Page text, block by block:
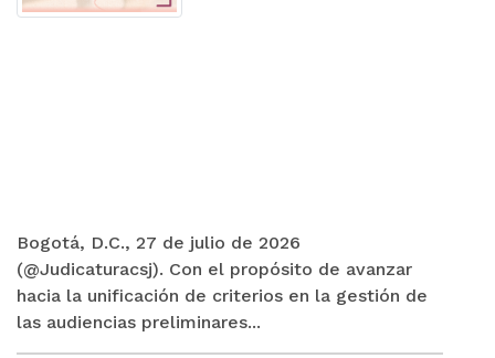
Bogotá, D.C., 27 de julio de 2026
(@Judicaturacsj). Con el propósito de avanzar
hacia la unificación de criterios en la gestión de
las audiencias preliminares...